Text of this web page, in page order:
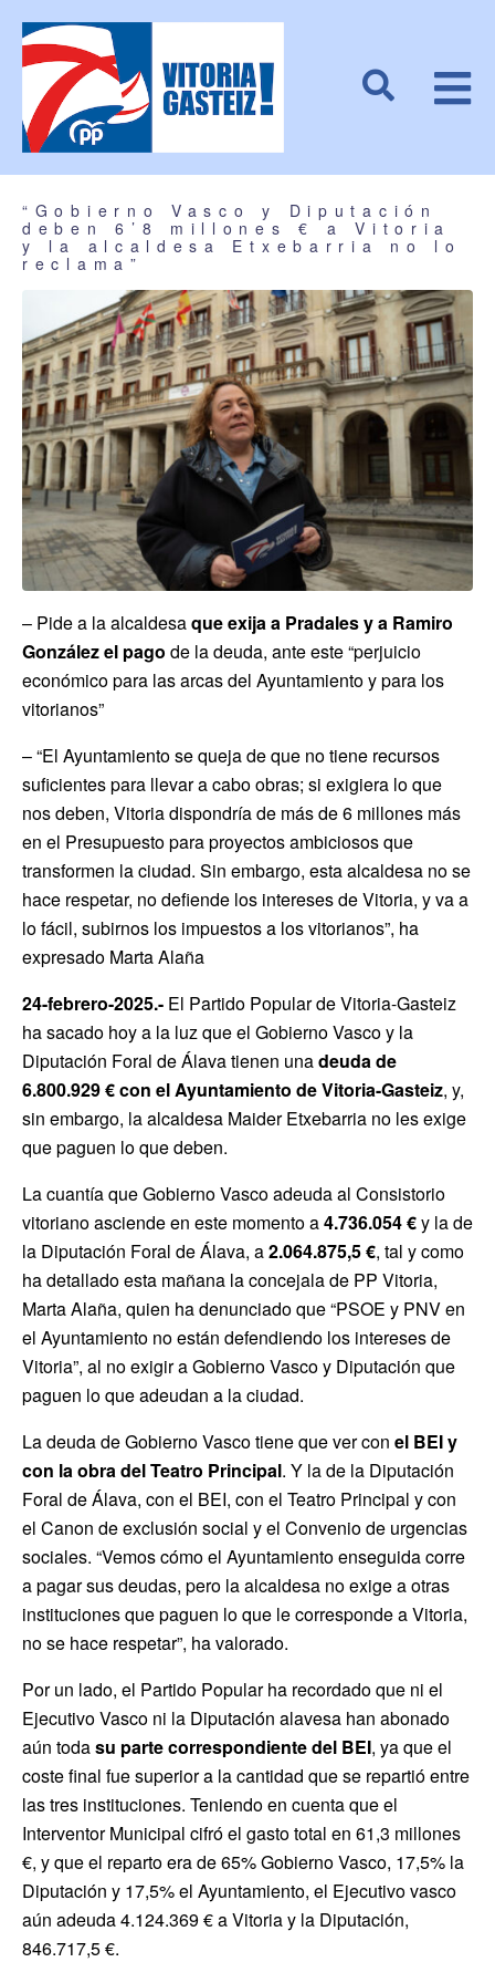
“Gobierno Vasco y Diputación
deben 6’8 millones € a Vitoria
y la alcaldesa Etxebarria no lo
reclama”
– Pide a la alcaldesaque exija a Pradales y a Ramiro
González el pago de la deuda, ante este “perjuicio
económico para las arcas del Ayuntamiento y para los
vitorianos”
– “El Ayuntamiento se queja de que no tiene recursos
suficientes para llevar a cabo obras; si exigiera lo que
nos deben, Vitoria dispondría de más de 6 millones más
en el Presupuesto para proyectos ambiciosos que
transformen la ciudad. Sin embargo, esta alcaldesa no se
hace respetar, no defiende los intereses de Vitoria, y va a
lo fácil, subirnos los impuestos a los vitorianos”, ha
expresado Marta Alaña
24-febrero-2025.- El Partido Popular de Vitoria-Gasteiz
ha sacado hoy a la luz que el Gobierno Vasco y la
Diputación Foral de Álava tienen unadeuda de
6.800.929 € con el Ayuntamiento de Vitoria-Gasteiz, y,
sin embargo, la alcaldesa Maider Etxebarria no les exige
que paguen lo que deben.
La cuantía que Gobierno Vasco adeuda al Consistorio
vitoriano asciende en este momento a4.736.054 €y la de
la Diputación Foral de Álava, a2.064.875,5 €, tal y como
ha detallado esta mañana la concejala de PP Vitoria,
Marta Alaña, quien ha denunciado que “PSOE y PNV en
el Ayuntamiento no están defendiendo los intereses de
Vitoria”, al no exigir a Gobierno Vasco y Diputación que
paguen lo que adeudan a la ciudad.
La deuda de Gobierno Vasco tiene que ver con el BEI y
con la obra del Teatro Principal. Y la de la Diputación
Foral de Álava, con el BEI, con el Teatro Principal y con
el Canon de exclusión social y el Convenio de urgencias
sociales. “Vemos cómo el Ayuntamiento enseguida corre
a pagar sus deudas, pero la alcaldesa no exige a otras
instituciones que paguen lo que le corresponde a Vitoria,
no se hace respetar”, ha valorado.
Por un lado, el Partido Popular ha recordado que ni el
Ejecutivo Vasco ni la Diputación alavesa han abonado
aún todasu parte correspondiente del BEI, ya que el
coste final fue superior a la cantidad que se repartió entre
las tres instituciones. Teniendo en cuenta que el
Interventor Municipal cifró el gasto total en 61,3 millones
€, y que el reparto era de 65% Gobierno Vasco, 17,5% la
Diputación y 17,5% el Ayuntamiento, el Ejecutivo vasco
aún adeuda 4.124.369 € a Vitoria y la Diputación,
846.717,5 €.